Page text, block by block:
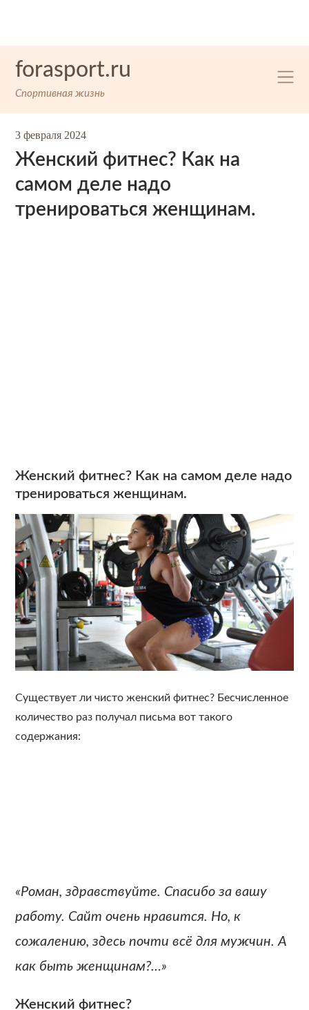
forasport.ru
Спортивная жизнь
3 февраля 2024
Женский фитнес? Как на
самом деле надо
тренироваться женщинам.
Женский фитнес? Как на самом деле надо
тренироваться женщинам.
Существует ли чисто женский фитнес? Бесчисленное
количество раз получал письма вот такого
содержания:
«Роман, здравствуйте. Спасибо за вашу
работу. Сайт очень нравится. Но, к
сожалению, здесь почти всё для мужчин. А
как быть женщинам?…»
Женский фитнес?